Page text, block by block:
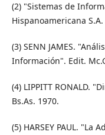
(2) "Sistemas de
Hispanoamericana
(3) SENN JAMES.
Información". Edit.
(4) LIPPITT RONALD.
Bs.As. 1970.
(5) HARSEY PAUL. "La